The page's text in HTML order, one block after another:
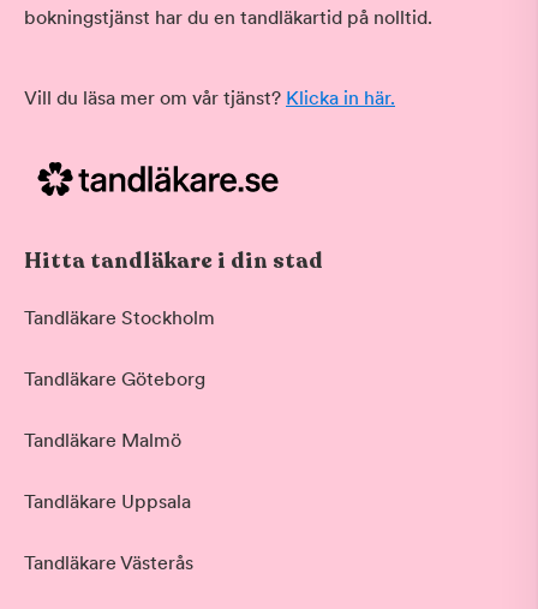
bokningstjänst har du en tandläkartid på nolltid.
Vill du läsa mer om vår tjänst? Klicka in här.
Hitta tandläkare i din stad
Tandläkare Stockholm
Tandläkare Göteborg
Tandläkare Malmö
Tandläkare Uppsala
Tandläkare Västerås